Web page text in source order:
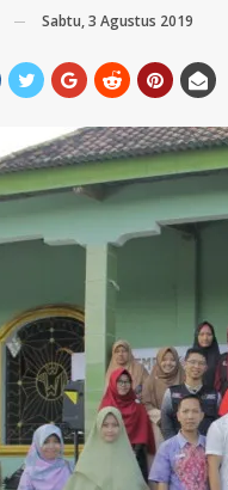
Sabtu, 3 Agustus 2019